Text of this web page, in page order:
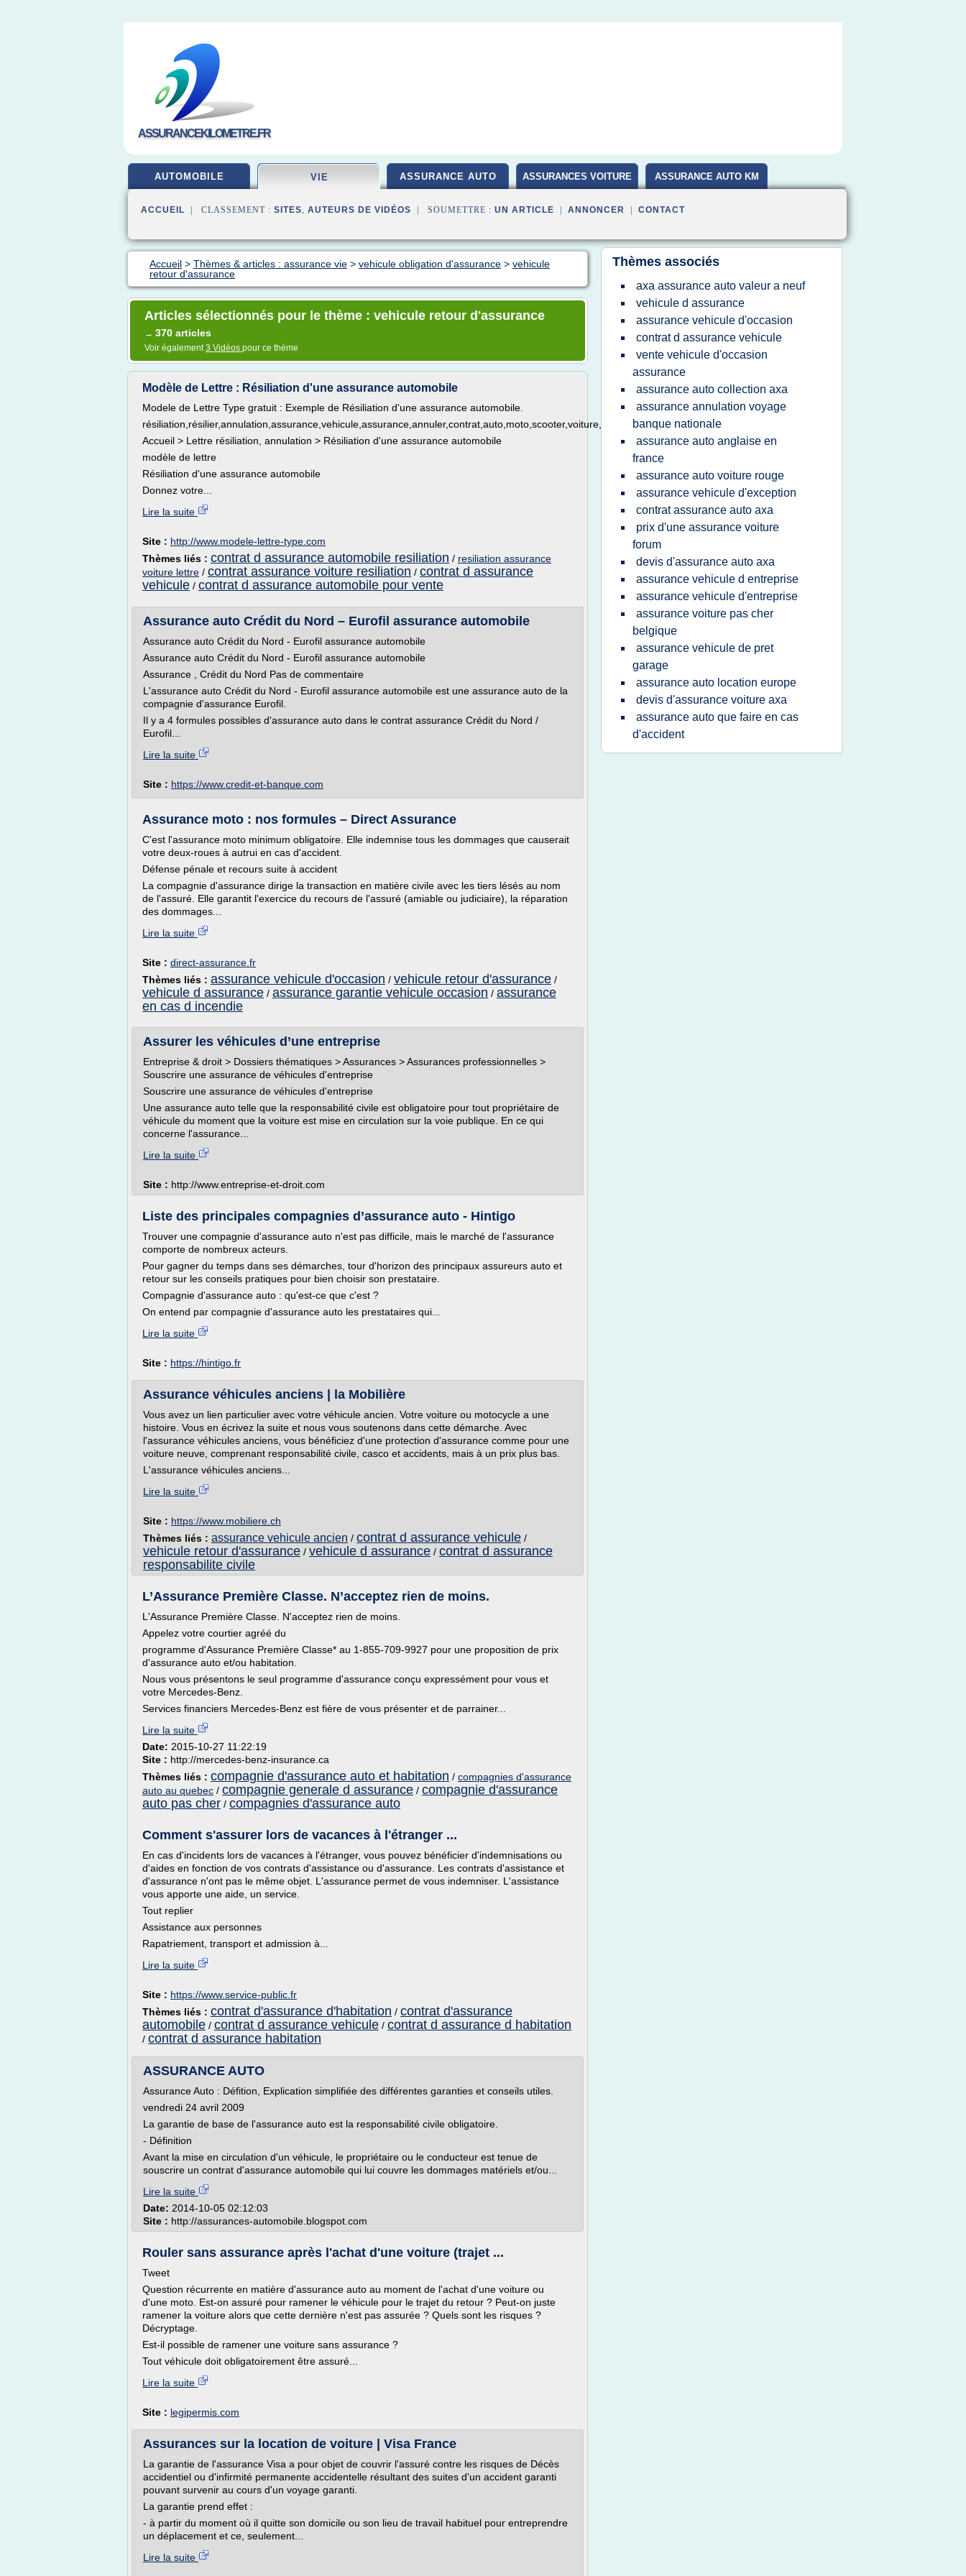
ASSURANCEKILOMETRE.FR
AUTOMOBILE VIE ASSURANCE AUTO ASSURANCES VOITURE ASSURANCE AUTO KM
ACCUEIL | CLASSEMENT : SITES, AUTEURS DE VIDÉOS | SOUMETTRE : UN ARTICLE ANNONCER CONTACT
Accueil > Thèmes & articles : assurance vie > vehicule obligation d'assurance > vehicule
retour d'assurance
Articles sélectionnés pour le thème : vehicule retour d'assurance
→ 370 articles
Voir également3 Vidéos pour ce thème
Modèle de Lettre : Résiliation d'une assurance automobile
Modele de Lettre Type gratuit : Exemple de Résiliation d'une assurance automobile.
résiliation,résilier,annulation,assurance,vehicule,assurance,annuler,contrat,auto,moto,scooter,voiture,véhicule,.
Accueil > Lettre résiliation, annulation > Résiliation d'une assurance automobile
modèle de lettre
Résiliation d'une assurance automobile
Donnez votre...
Lire la suite
Site : http://www.modele-lettre-type.com
Thèmes liés : contrat d assurance automobile resiliation / resiliation assurance
voiture lettre / contrat assurance voiture resiliation / contrat d assurance
vehicule / contrat d assurance automobile pour vente
Assurance auto Crédit du Nord – Eurofil assurance automobile
Assurance auto Crédit du Nord - Eurofil assurance automobile
Assurance auto Crédit du Nord - Eurofil assurance automobile
Assurance , Crédit du Nord Pas de commentaire
L'assurance auto Crédit du Nord - Eurofil assurance automobile est une assurance auto de la
compagnie d'assurance Eurofil.
Il y a 4 formules possibles d'assurance auto dans le contrat assurance Crédit du Nord /
Eurofil...
Lire la suite
Site : https://www.credit-et-banque.com
Assurance moto : nos formules – Direct Assurance
C'est l'assurance moto minimum obligatoire. Elle indemnise tous les dommages que causerait
votre deux-roues à autrui en cas d'accident.
Défense pénale et recours suite à accident
La compagnie d'assurance dirige la transaction en matière civile avec les tiers lésés au nom
de l'assuré. Elle garantit l'exercice du recours de l'assuré (amiable ou judiciaire), la réparation
des dommages...
Lire la suite
Site : direct-assurance.fr
Thèmes liés : assurance vehicule d'occasion / vehicule retour d'assurance /
vehicule d assurance / assurance garantie vehicule occasion / assurance
en cas d incendie
Assurer les véhicules d’une entreprise
Entreprise & droit > Dossiers thématiques > Assurances > Assurances professionnelles >
Souscrire une assurance de véhicules d'entreprise
Souscrire une assurance de véhicules d'entreprise
Une assurance auto telle que la responsabilité civile est obligatoire pour tout propriétaire de
véhicule du moment que la voiture est mise en circulation sur la voie publique. En ce qui
concerne l'assurance...
Lire la suite
Site : http://www.entreprise-et-droit.com
Liste des principales compagnies d’assurance auto - Hintigo
Trouver une compagnie d'assurance auto n'est pas difficile, mais le marché de l'assurance
comporte de nombreux acteurs.
Pour gagner du temps dans ses démarches, tour d'horizon des principaux assureurs auto et
retour sur les conseils pratiques pour bien choisir son prestataire.
Compagnie d'assurance auto : qu'est-ce que c'est ?
On entend par compagnie d'assurance auto les prestataires qui...
Lire la suite
Site : https://hintigo.fr
Assurance véhicules anciens | la Mobilière
Vous avez un lien particulier avec votre véhicule ancien. Votre voiture ou motocycle a une
histoire. Vous en écrivez la suite et nous vous soutenons dans cette démarche. Avec
l'assurance véhicules anciens, vous bénéficiez d'une protection d'assurance comme pour une
voiture neuve, comprenant responsabilité civile, casco et accidents, mais à un prix plus bas.
L'assurance véhicules anciens...
Lire la suite
Site : https://www.mobiliere.ch
Thèmes liés : assurance vehicule ancien / contrat d assurance vehicule /
vehicule retour d'assurance / vehicule d assurance / contrat d assurance
responsabilite civile
L’Assurance Première Classe. N’acceptez rien de moins.
L'Assurance Première Classe. N'acceptez rien de moins.
Appelez votre courtier agréé du
programme d'Assurance Première Classe* au 1-855-709-9927 pour une proposition de prix
d'assurance auto et/ou habitation.
Nous vous présentons le seul programme d'assurance conçu expressément pour vous et
votre Mercedes-Benz.
Services financiers Mercedes-Benz est fière de vous présenter et de parrainer...
Lire la suite
Date: 2015-10-27 11:22:19
Site : http://mercedes-benz-insurance.ca
Thèmes liés : compagnie d'assurance auto et habitation / compagnies d'assurance
auto au quebec / compagnie generale d assurance / compagnie d'assurance
auto pas cher / compagnies d'assurance auto
Comment s'assurer lors de vacances à l'étranger ...
En cas d'incidents lors de vacances à l'étranger, vous pouvez bénéficier d'indemnisations ou
d'aides en fonction de vos contrats d'assistance ou d'assurance. Les contrats d'assistance et
d'assurance n'ont pas le même objet. L'assurance permet de vous indemniser. L'assistance
vous apporte une aide, un service.
Tout replier
Assistance aux personnes
Rapatriement, transport et admission à...
Lire la suite
Site : https://www.service-public.fr
Thèmes liés : contrat d'assurance d'habitation / contrat d'assurance
automobile / contrat d assurance vehicule / contrat d assurance d habitation
/ contrat d assurance habitation
ASSURANCE AUTO
Assurance Auto : Défition, Explication simplifiée des différentes garanties et conseils utiles.
vendredi 24 avril 2009
La garantie de base de l'assurance auto est la responsabilité civile obligatoire.
- Définition
Avant la mise en circulation d'un véhicule, le propriétaire ou le conducteur est tenue de
souscrire un contrat d'assurance automobile qui lui couvre les dommages matériels et/ou...
Lire la suite
Date: 2014-10-05 02:12:03
Site : http://assurances-automobile.blogspot.com
Rouler sans assurance après l'achat d'une voiture (trajet ...
Tweet
Question récurrente en matière d'assurance auto au moment de l'achat d'une voiture ou
d'une moto. Est-on assuré pour ramener le véhicule pour le trajet du retour ? Peut-on juste
ramener la voiture alors que cette dernière n'est pas assurée ? Quels sont les risques ?
Décryptage.
Est-il possible de ramener une voiture sans assurance ?
Tout véhicule doit obligatoirement être assuré...
Lire la suite
Site : legipermis.com
Assurances sur la location de voiture | Visa France
La garantie de l'assurance Visa a pour objet de couvrir l'assuré contre les risques de Décès
accidentiel ou d'infirmité permanente accidentelle résultant des suites d'un accident garanti
pouvant survenir au cours d'un voyage garanti.
La garantie prend effet :
- à partir du moment où il quitte son domicile ou son lieu de travail habituel pour entreprendre
un déplacement et ce, seulement...
Lire la suite
Thèmes associés
axa assurance auto valeur a neuf
vehicule d assurance
assurance vehicule d'occasion
contrat d assurance vehicule
vente vehicule d'occasion
assurance
assurance auto collection axa
assurance annulation voyage
banque nationale
assurance auto anglaise en
france
assurance auto voiture rouge
assurance vehicule d'exception
contrat assurance auto axa
prix d'une assurance voiture
forum
devis d'assurance auto axa
assurance vehicule d entreprise
assurance vehicule d'entreprise
assurance voiture pas cher
belgique
assurance vehicule de pret
garage
assurance auto location europe
devis d'assurance voiture axa
assurance auto que faire en cas
d'accident